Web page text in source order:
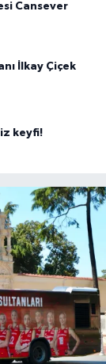
Cansever
İlkay Çiçek
keyfi!